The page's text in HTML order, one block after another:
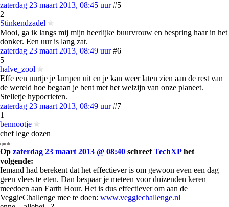
zaterdag 23 maart 2013, 08:45 uur #5
2
Stinkendzadel
Mooi, ga ik langs mij mijn heerlijke buurvrouw en bespring haar in het
donker. Een uur is lang zat.
zaterdag 23 maart 2013, 08:49 uur #6
5
halve_zool
Effe een uurtje je lampen uit en je kan weer laten zien aan de rest van
de wereld hoe begaan je bent met het welzijn van onze planeet.
Stelletje hypocrieten.
zaterdag 23 maart 2013, 08:49 uur #7
1
bennootje
chef lege dozen
quote:
Op zaterdag 23 maart 2013 @ 08:40 schreefTechXPhet
volgende:
Iemand had berekent dat het effectiever is om gewoon even een dag
geen vlees te eten. Dan bespaar je meteen voor duizenden keren
meedoen aan Earth Hour. Het is dus effectiever om aan de
VeggieChallenge mee te doen: www.veggiechallenge.nl